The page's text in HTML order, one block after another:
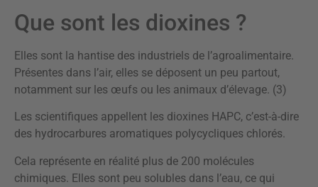
Que sont les dioxines ?
Elles sont la hantise des industriels de l’agroalimentaire.
Présentes dans l’air, elles se déposent un peu partout,
notamment sur les œufs ou les animaux d’élevage. (3)
Les scientifiques appellent les dioxines HAPC, c’est-à-dire
des hydrocarbures aromatiques polycycliques chlorés.
Cela représente en réalité plus de 200 molécules
chimiques. Elles sont peu solubles dans l’eau, ce qui